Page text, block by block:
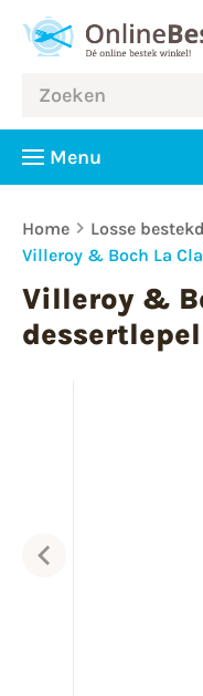
Menu
Home
Losse
Villeroy & Boch La
Villeroy &
dessertlepel